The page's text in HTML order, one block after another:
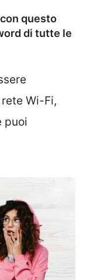
questo
di tutte le
Wi-Fi,
puoi